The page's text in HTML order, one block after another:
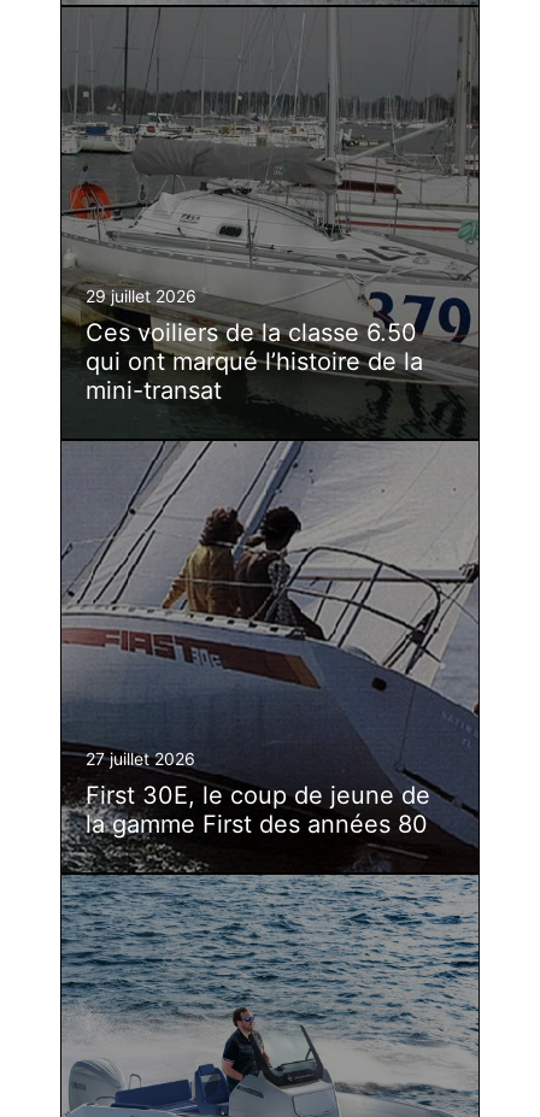
29 juillet 2026
Ces voiliers de la classe 6.50
qui ont marqué l’histoire de la
mini-transat
27 juillet 2026
First 30E, le coup de jeune de
la gamme First des années 80